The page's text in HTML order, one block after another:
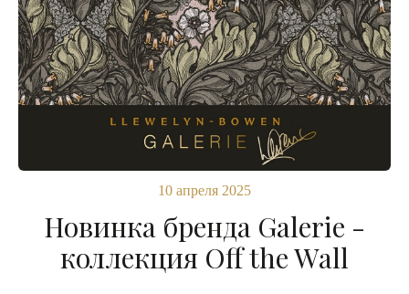
10 апреля 2025
Новинка бренда Galerie -
коллекция Off the Wall